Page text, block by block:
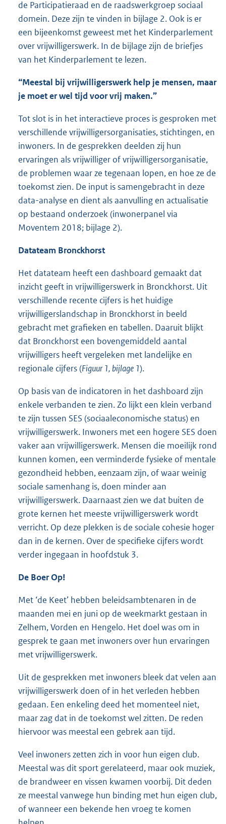
de Participatieraad en de raadswerkgroep sociaal
domein. Deze zijn te vinden in bijlage 2. Ook is er
een bijeenkomst geweest met het Kinderparlement
over vrijwilligerswerk. In de bijlage zijn de briefjes
van het Kinderparlement te lezen.
“Meestal bij vrijwilligerswerk help je mensen, maar
je moet er wel tijd voor vrij maken.”
Tot slot is in het interactieve proces is gesproken met
verschillende vrijwilligersorganisaties, stichtingen, en
inwoners. In de gesprekken deelden zij hun
ervaringen als vrijwilliger of vrijwilligersorganisatie,
de problemen waar ze tegenaan lopen, en hoe ze de
toekomst zien. De input is samengebracht in deze
data-analyse en dient als aanvulling en actualisatie
op bestaand onderzoek (inwonerpanel via
Moventem 2018; bijlage 2).
Datateam Bronckhorst
Het datateam heeft een dashboard gemaakt dat
inzicht geeft in vrijwilligerswerk in Bronckhorst. Uit
verschillende recente cijfers is het huidige
vrijwilligerslandschap in Bronckhorst in beeld
gebracht met grafieken en tabellen. Daaruit blijkt
dat Bronckhorst een bovengemiddeld aantal
vrijwilligers heeft vergeleken met landelijke en
regionale cijfers (Figuur 1, bijlage 1).
Op basis van de indicatoren in het dashboard zijn
enkele verbanden te zien. Zo lijkt een klein verband
te zijn tussen SES (sociaaleconomische status) en
vrijwilligerswerk. Inwoners met een hogere SES doen
vaker aan vrijwilligerswerk. Mensen die moeilijk rond
kunnen komen, een verminderde fysieke of mentale
gezondheid hebben, eenzaam zijn, of waar weinig
sociale samenhang is, doen minder aan
vrijwilligerswerk. Daarnaast zien we dat buiten de
grote kernen het meeste vrijwilligerswerk wordt
verricht. Op deze plekken is de sociale cohesie hoger
dan in de kernen. Over de specifieke cijfers wordt
verder ingegaan in hoofdstuk 3.
De Boer Op!
Met ‘de Keet’ hebben beleidsambtenaren in de
maanden mei en juni op de weekmarkt gestaan in
Zelhem, Vorden en Hengelo. Het doel was om in
gesprek te gaan met inwoners over hun ervaringen
met vrijwilligerswerk.
Uit de gesprekken met inwoners bleek dat velen aan
vrijwilligerswerk doen of in het verleden hebben
gedaan. Een enkeling deed het momenteel niet,
maar zag dat in de toekomst wel zitten. De reden
hiervoor was meestal een gebrek aan tijd.
Veel inwoners zetten zich in voor hun eigen club.
Meestal was dit sport gerelateerd, maar ook muziek,
de brandweer en vissen kwamen voorbij. Dit deden
ze meestal vanwege hun binding met hun eigen club,
of wanneer een bekende hen vroeg te komen